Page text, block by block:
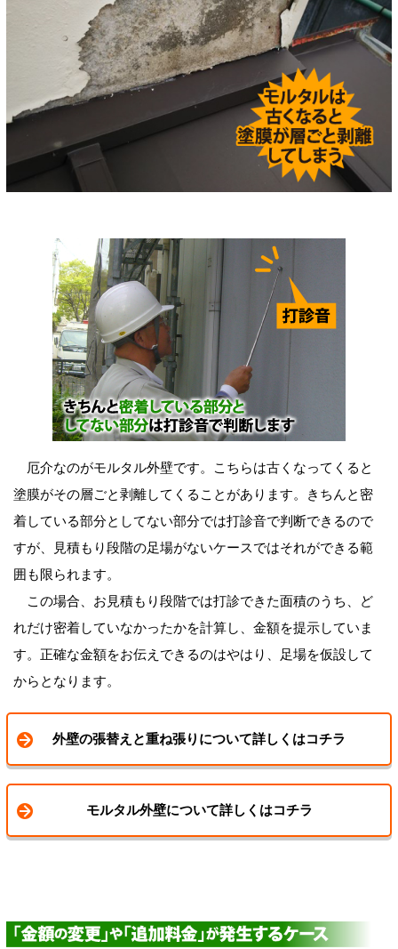
厄介なのがモルタル外壁です。こちらは古くなってくると
塗膜がその層ごと剥離してくることがあります。きちんと密
着している部分としてない部分では打診音で判断できるので
すが、見積もり段階の足場がないケースではそれができる範
囲も限られます。
この場合、お見積もり段階では打診できた面積のうち、ど
れだけ密着していなかったかを計算し、金額を提示していま
す。正確な金額をお伝えできるのはやはり、足場を仮設して
からとなります。
外壁の張替えと重ね張りについて詳しくはコチラ
モルタル外壁について詳しくはコチラ